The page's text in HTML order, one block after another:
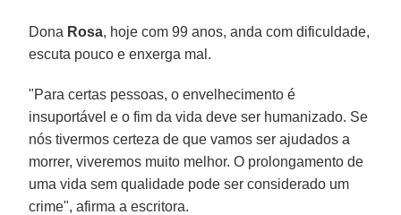
Dona Rosa, hoje com 99 anos, anda com dificuldade,
escuta pouco e enxerga mal.
"Para certas pessoas, o envelhecimento é
insuportável e o fim da vida deve ser humanizado. Se
nós tivermos certeza de que vamos ser ajudados a
morrer, viveremos muito melhor. O prolongamento de
uma vida sem qualidade pode ser considerado um
crime", afirma a escritora.